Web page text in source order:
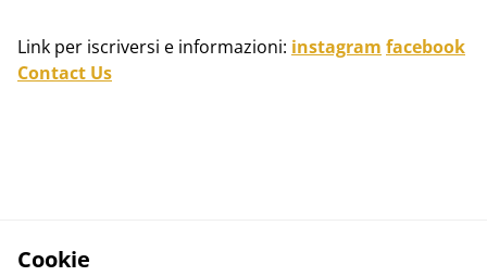
Link per iscriversi e informazioni: instagram facebook
Contact Us
Cookie